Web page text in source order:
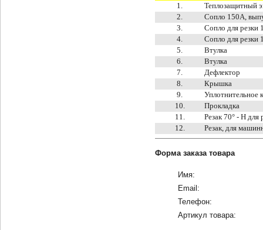
1.
Теплозащитный
2.
Сопло 150A,
3.
Сопло для резки
4.
Сопло для резки
5.
Втулка
6.
Втулка
7.
Дефлектор
8.
Крышка
9.
Уплотнительное
10.
Прокладка
11.
Резак 70° - H для
12.
Резак, для
Форма заказа товара
Имя:
Email:
Телефон:
Артикул товара: